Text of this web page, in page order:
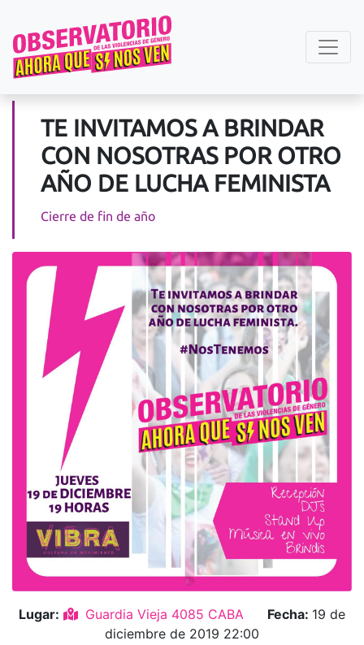
TE INVITAMOS A BRINDAR
CON NOSOTRAS POR OTRO
AÑO DE LUCHA FEMINISTA
Cierre de fin de año
Lugar: Guardia Vieja 4085 CABA Fecha: 19 de
diciembre de 2019 22:00